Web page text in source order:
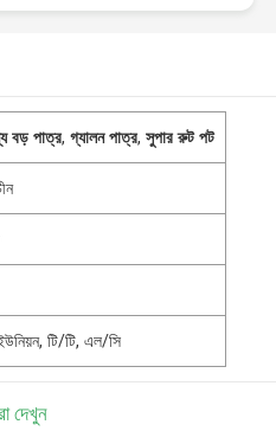
বড় পাত্র,গ্যালন পাত্র,সুপার রুট পট
ইউনিয়ন, টি/টি, এল/সি
দেখুন